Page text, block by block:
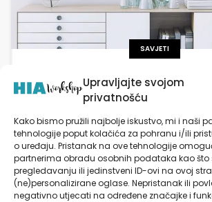
Upravljajte svojom
privatnošću
Kako bismo pružili najbolje iskustvo, mi i naši
tehnologije poput kolačića za pohranu i/ili
o uređaju. Pristanak na ove tehnologije
partnerima obradu osobnih podataka kao što
pregledavanju ili jedinstveni ID-ovi na ovoj
(ne)personalizirane oglase. Nepristanak ili
negativno utjecati na određene značajke i
SAVJETI
preporuke
Zidne dekoracije ne samo da
mu dodaju i osobnost. Prvi korak u
dekoracija je analiza prostora, pri
obzir veličina, funkcija i prirodno
uskladiti dekoracije s stilom interijera,
minimalističkih do vintage rješenja.
SAZNAJ VIŠE